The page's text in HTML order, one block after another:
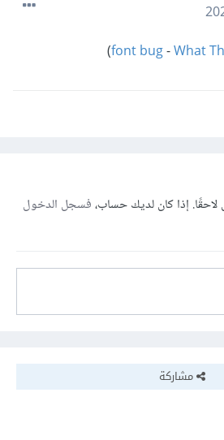
font bug-What
)
إذا كان لديك حساب،فسجل الدخول
مشاركة